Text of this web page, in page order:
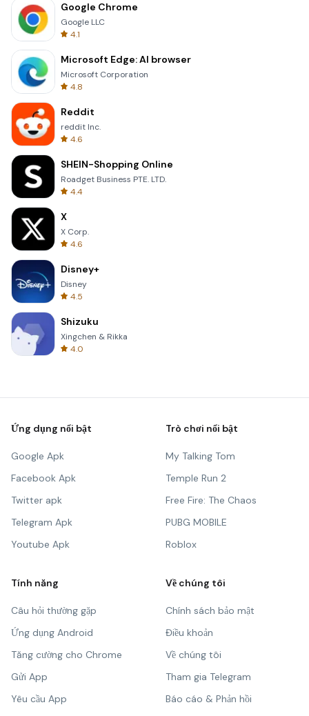
Google Chrome
Google LLC
4.1
Microsoft Edge: AI browser
Microsoft Corporation
4.8
Reddit
reddit Inc.
4.6
SHEIN-Shopping Online
Roadget Business PTE. LTD.
4.4
X
X Corp.
4.6
Disney+
Disney
4.5
Shizuku
Xingchen & Rikka
4.0
Ứng dụng nổi bật
Google Apk
Facebook Apk
Twitter apk
Telegram Apk
Youtube Apk
Trò chơi nổi bật
My Talking Tom
Temple Run 2
Free Fire: The Chaos
PUBG MOBILE
Roblox
Tính năng
Câu hỏi thường gặp
Ứng dụng Android
Tăng cường cho Chrome
Gửi App
Yêu cầu App
Về chúng tôi
Chính sách bảo mật
Điều khoản
Về chúng tôi
Tham gia Telegram
Báo cáo & Phản hồi